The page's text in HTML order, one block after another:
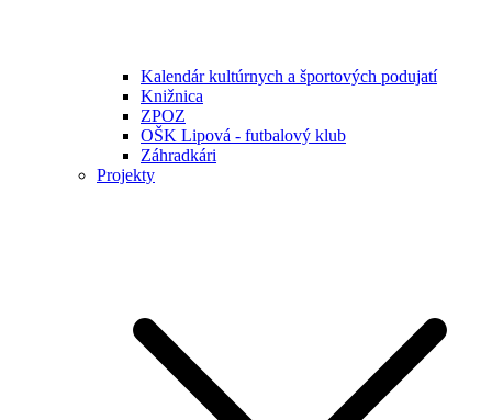
Kalendár kultúrnych a športových podujatí
Knižnica
ZPOZ
OŠK Lipová - futbalový klub
Záhradkári
Projekty